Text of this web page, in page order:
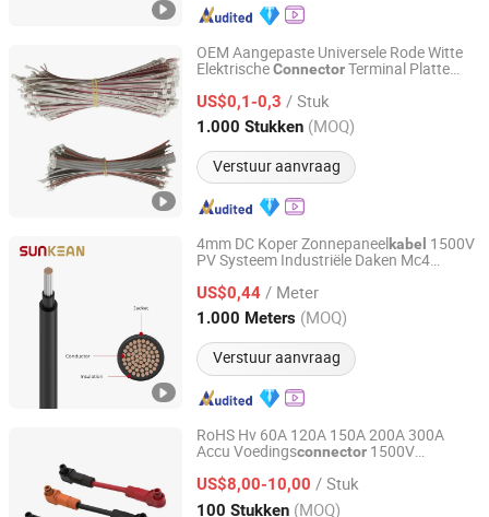
OEM Aangepaste Universele Rode Witte
ElektrischeConnectorTerminal Platte
US$0,1-0,3 / Stuk
1.000 Stukken (MOQ)
Verstuur aanvraag
DONGGUAN YIXIAN ELECTRONIC TECHNOLOGY CO., LTD.
Guangdong, China Sinds 2021
4mm DC Koper Zonnepaneelkabel 1500V
PV Systeem Industriële Daken Mc4
US$0,44 / Meter
1.000 Meters (MOQ)
Verstuur aanvraag
Sunkean Cable Co., Ltd.
Jiangsu, China Sinds 2024
RoHS Hv 60A 120A 150A 200A 300A
Accu Voedingsconnector 1500V
Kabelassemblage
US$8,00-10,00 / Stuk
100 Stukken (MOQ)
Shenzhen Forman Precision Industry Co., Ltd.
Guangdong, China Sinds 2018